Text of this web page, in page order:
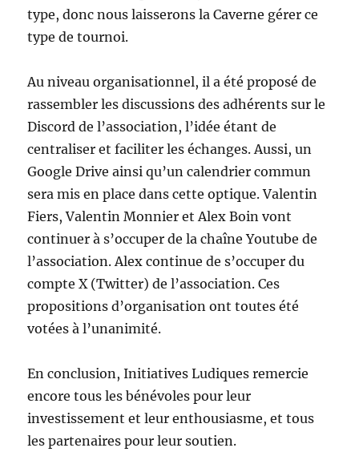
type, donc nous laisserons la Caverne gérer ce
type de tournoi.
Au niveau organisationnel, il a été proposé de
rassembler les discussions des adhérents sur le
Discord de l’association, l’idée étant de
centraliser et faciliter les échanges. Aussi, un
Google Drive ainsi qu’un calendrier commun
sera mis en place dans cette optique. Valentin
Fiers, Valentin Monnier et Alex Boin vont
continuer à s’occuper de la chaîne Youtube de
l’association. Alex continue de s’occuper du
compte X (Twitter) de l’association. Ces
propositions d’organisation ont toutes été
votées à l’unanimité.
En conclusion, Initiatives Ludiques remercie
encore tous les bénévoles pour leur
investissement et leur enthousiasme, et tous
les partenaires pour leur soutien.